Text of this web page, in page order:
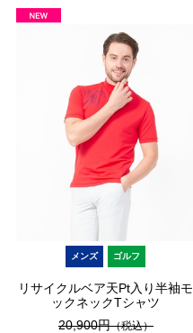
メンズ ゴルフ
リサイクルベア天Pt入り半袖モ
ックネックTシャツ
20,900円（税込）